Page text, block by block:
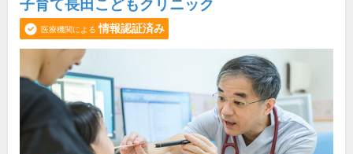
子育て長田こどもクリニック
医療機関による 情報認証済み